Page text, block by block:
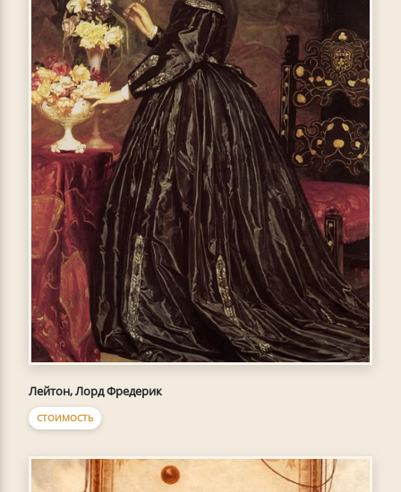
Лейтон, Лорд Фредерик
СТОИМОСТЬ